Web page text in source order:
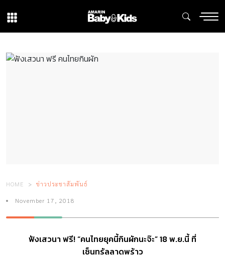
HOME ข่าวประชาสัมพันธ์
November 17, 2018
ฟังเสวนา ฟรี! “คนไทยยุคนี้กินผักนะจ๊ะ” 18 พ.ย.นี้ ที่
เซ็นทรัลลาดพร้าว